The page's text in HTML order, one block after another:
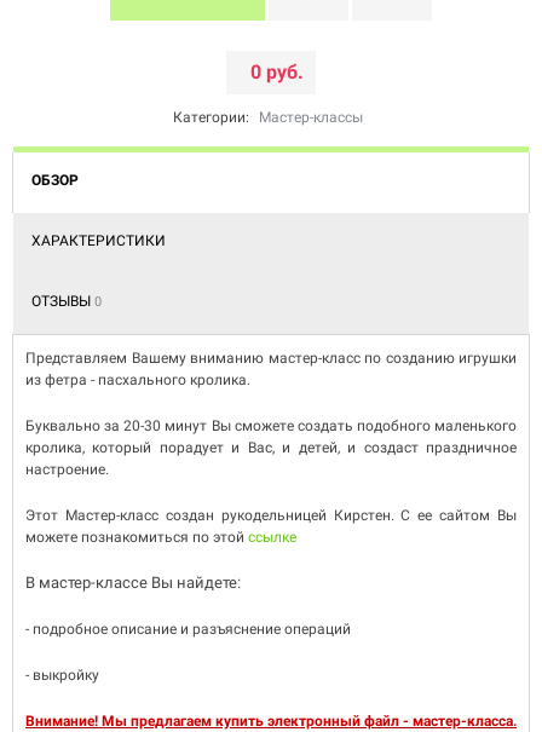
0 руб.
Категории: Мастер-классы
ОБЗОР
ХАРАКТЕРИСТИКИ
ОТЗЫВЫ 0
Представляем Вашему вниманию мастер-класс по созданию игрушки
из фетра - пасхального кролика.
Буквально за 20-30 минут Вы сможете создать подобного маленького
кролика, который порадует и Вас, и детей, и создаст праздничное
настроение.
Этот Мастер-класс создан рукодельницей Кирстен. С ее сайтом Вы
можете познакомиться по этой ссылке
В мастер-классе Вы найдете:
- подробное описание и разъяснение операций
- выкройку
Внимание! Мы предлагаем купить электронный файл - мастер-класса.